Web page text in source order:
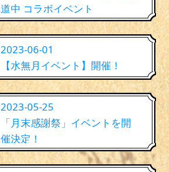
道中 コラボイベント
2023-06-01
【水無月イベント】開催！
2023-05-25
「月末感謝祭」イベントを開
催決定！